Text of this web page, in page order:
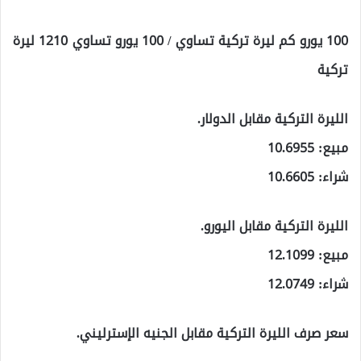
100 يورو كم ليرة تركية تساوي / 100 يورو تساوي 1210 ليرة
تركية
الليرة التركية مقابل الدولار.
مبيع: 10.6955
شراء: 10.6605
الليرة التركية مقابل اليورو.
مبيع: 12.1099
شراء: 12.0749
سعر صرف الليرة التركية مقابل الجنيه الإسترليني.